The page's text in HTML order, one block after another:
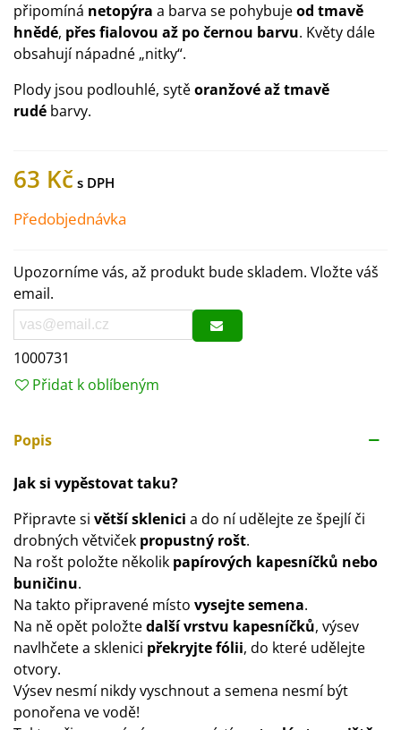
připomíná netopýra a barva se pohybujeod tmavě
hnědé, přes fialovou až po černou barvu. Květy dále
obsahují nápadné „nitky“.
Plody jsou podlouhlé, sytěoranžové až tmavě
rudé barvy.
63 Kč
Předobjednávka
Upozorníme vás, až produkt bude skladem. Vložte váš
email.
1000731
Přidat k oblíbeným
Popis
Jak si vypěstovat taku?
Připravte si větší sklenici a do ní udělejte ze špejlí či
drobných větviček propustný rošt.
Na rošt položte několik papírových kapesníčků nebo
buničinu.
Na takto připravené místo vysejte semena.
Na ně opět položtedalší vrstvu kapesníčků, výsev
navlhčete a sklenici překryjte fólii, do které udělejte
otvory.
Výsev nesmí nikdy vyschnout a semena nesmí být
ponořena ve vodě!